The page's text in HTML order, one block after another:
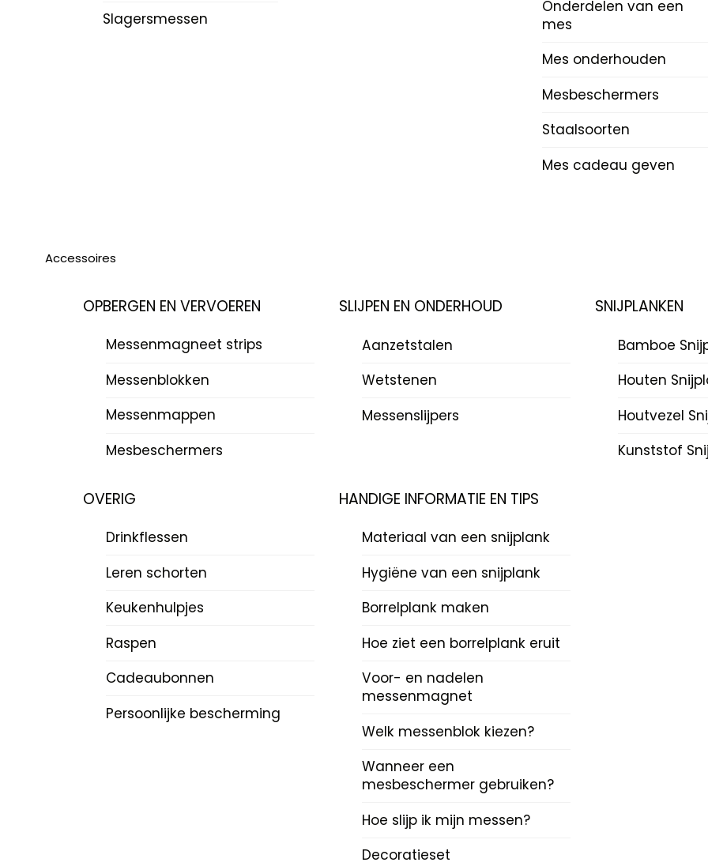
Slagersmessen
Onderdelen van een
mes
Mes onderhouden
Mesbeschermers
Staalsoorten
Mes cadeau geven
Accessoires
OPBERGEN EN VERVOEREN
Messenmagneet strips
Messenblokken
Messenmappen
Mesbeschermers
SLIJPEN EN ONDERHOUD
Aanzetstalen
Wetstenen
Messenslijpers
SNIJPLANKEN
Bamboe
Houten
Houtvezel
Kunststof
OVERIG
Drinkflessen
Leren schorten
Keukenhulpjes
Raspen
Cadeaubonnen
Persoonlijke bescherming
HANDIGE INFORMATIE EN TIPS
Materiaal van een snijplank
Hygiëne van een snijplank
Borrelplank maken
Hoe ziet een borrelplank eruit
Voor- en nadelen
messenmagnet
Welk messenblok kiezen?
Wanneer een
mesbeschermer gebruiken?
Hoe slijp ik mijn messen?
Decoratieset